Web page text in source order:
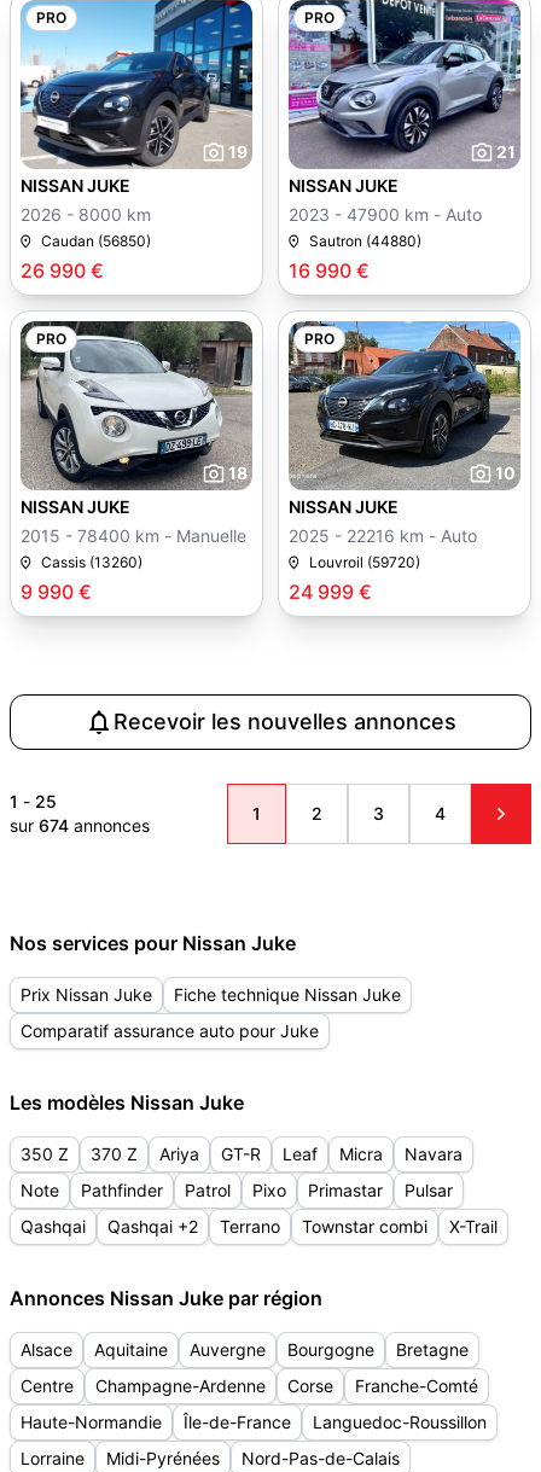
PRO
19
26 990 €
NISSAN JUKE
2026 - 8000 km
Caudan (56850)
PRO
21
16 990 €
NISSAN JUKE
2023 - 47900 km - Auto
Sautron (44880)
PRO
18
9 990 €
NISSAN JUKE
2015 - 78400 km - Manuelle
Cassis (13260)
PRO
10
24 999 €
NISSAN JUKE
2025 - 22216 km - Auto
Louvroil (59720)
Recevoir les nouvelles annonces
1 - 25
sur 674 annonces
1 2 3 4
Nos services pour Nissan Juke
Prix Nissan Juke
Fiche technique Nissan Juke
Comparatif assurance auto pour Juke
Les modèles Nissan Juke
350 Z 370 Z Ariya GT-R Leaf Micra
Navara
Note
Pathfinder Patrol Pixo Primastar
Pulsar
Qashqai
Qashqai +2 Terrano Townstar combi X-Trail
Annonces Nissan Juke par région
Alsace Aquitaine Auvergne Bourgogne
Bretagne
Centre
Champagne-Ardenne Corse
Franche-Comté
Haute-Normandie
Île-de-France
Languedoc-Roussillon
Lorraine
Midi-Pyrénées
Nord-Pas-de-Calais